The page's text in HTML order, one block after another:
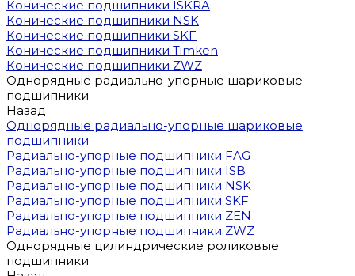
Конические подшипники ISKRA
Конические подшипники NSK
Конические подшипники SKF
Конические подшипники Timken
Конические подшипники ZWZ
Однорядные радиально-упорные шариковые
подшипники
Назад
Однорядные радиально-упорные шариковые
подшипники
Радиально-упорные подшипники FAG
Радиально-упорные подшипники ISB
Радиально-упорные подшипники NSK
Радиально-упорные подшипники SKF
Радиально-упорные подшипники ZEN
Радиально-упорные подшипники ZWZ
Однорядные цилиндрические роликовые
подшипники